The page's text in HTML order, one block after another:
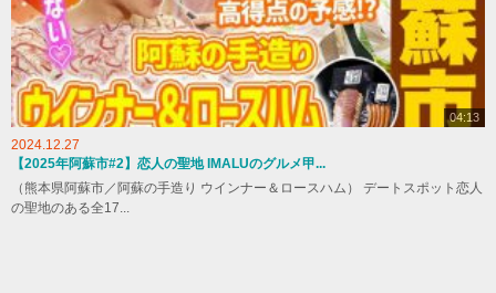
04:13
2024.12.27
【2025年阿蘇市#2】恋人の聖地 IMALUのグルメ甲...
（熊本県阿蘇市／阿蘇の手造り ウインナー＆ロースハム） デートスポット恋人
の聖地のある全17...